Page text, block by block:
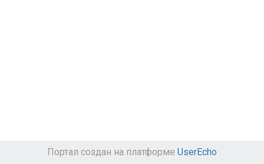
Портал создан на платформе UserEcho